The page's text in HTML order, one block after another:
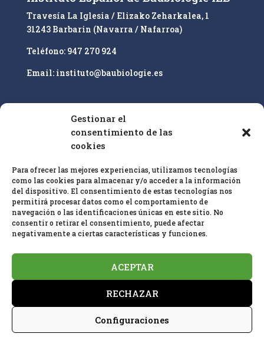
Gestionar el
consentimiento de las
cookies
Para ofrecer las mejores experiencias, utilizamos tecnologías
como las cookies para almacenar y/o acceder a la información
del dispositivo. El consentimiento de estas tecnologías nos
permitirá procesar datos como el comportamiento de
navegación o las identificaciones únicas en este sitio. No
consentir o retirar el consentimiento, puede afectar
negativamente a ciertas características y funciones.
ACEPTAR
RECHAZAR
Configuraciones
Travesía La Iglesia / Elizako Zeharkalea, 1
31243 Barbarin (Navarra / Nafarroa)
Teléfono: 947 270 924
Email: instituto@baubiologie.es
Nuestro enfoque es la educación superior y la
cualificación profesional de especialistas en
de bioconstruccióny biología del hábitat y el
estándar de medición en baubiologie SBM.
Política de privacidad
Aviso Legal
Política de cookies (UE)